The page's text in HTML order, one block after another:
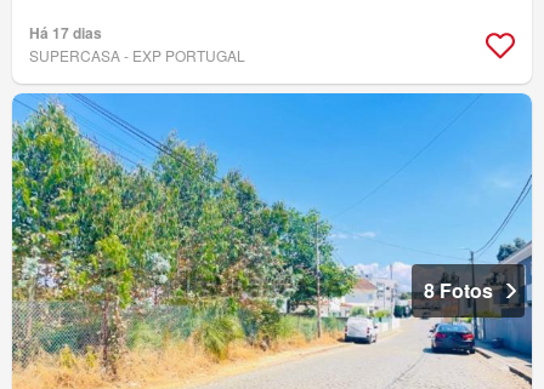
Há 17 dias
SUPERCASA - EXP PORTUGAL
8 Fotos